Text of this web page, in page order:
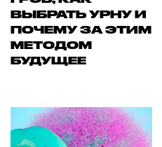
ВЫБРАТЬ УРНУ И
ПОЧЕМУ ЗА ЭТИМ
МЕТОДОМ
БУДУЩЕЕ